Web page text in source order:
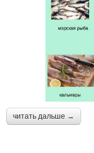
читать дальше →